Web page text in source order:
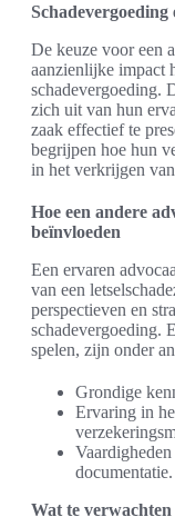
Schadevergoeding
De keuze voor een
aanzienlijke impact
schadevergoeding.
zich uit van hun
zaak effectief te
begrijpen hoe hun
in het verkrijgen
Hoe een andere
beïnvloeden
Een ervaren
van een
perspectieven en
schadevergoeding.
spelen, zijn onder
Grondige
Ervaring in
documentatie.
Wat te verwachten